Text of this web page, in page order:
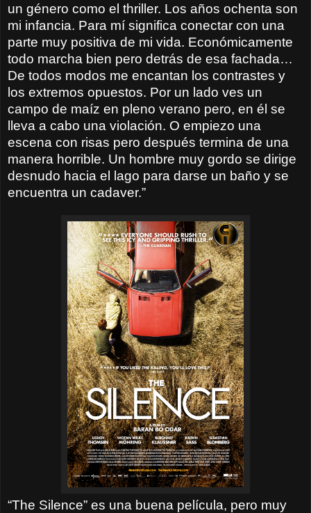
un género como el thriller. Los años ochenta son
mi infancia. Para mí significa conectar con una
parte muy positiva de mi vida. Económicamente
todo marcha bien pero detrás de esa fachada…
De todos modos me encantan los contrastes y
los extremos opuestos. Por un lado ves un
campo de maíz en pleno verano pero, en él se
lleva a cabo una violación. O empiezo una
escena con risas pero después termina de una
manera horrible. Un hombre muy gordo se dirige
desnudo hacia el lago para darse un baño y se
encuentra un cadaver.”
“The Silence” es una buena película, pero muy